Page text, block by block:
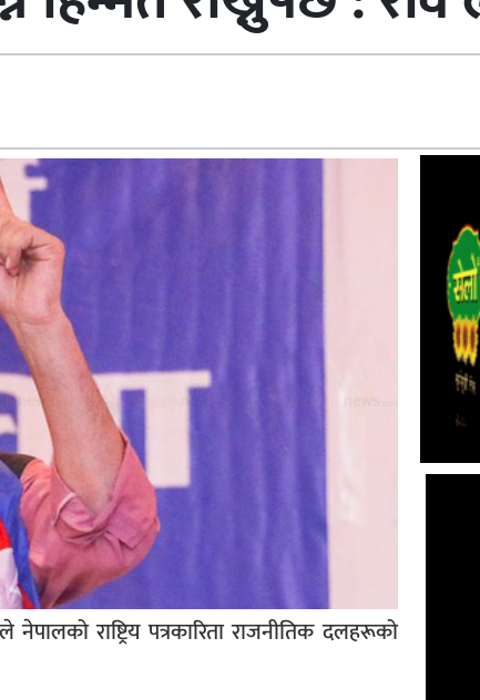
नेपालको राष्ट्रिय पत्रकारिता राजनीतिक दलहरूको